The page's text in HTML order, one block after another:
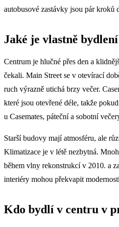
autobusové zastávky jsou pár kroků
Jaké je vlastně
Centrum je hlučné přes den a
čekali. Main Street se v otevírací
ruch výrazně utichá brzy večer.
které jsou otevřené déle, takže
u Casemates, páteční a sobotní
Starší budovy mají atmosféru, ale
Klimatizace je v létě nezbytná.
během vlny rekonstrukcí v 2010. a
interiéry mohou překvapit
Kdo bydlí v centru v